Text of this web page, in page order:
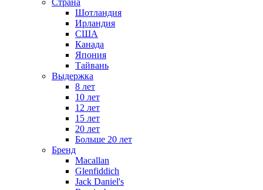
Шотландия
Ирландия
США
Канада
Япония
Тайвань
Выдержка
8 лет
10 лет
12 лет
15 лет
20 лет
Больше 20 лет
Бренд
Macallan
Glenfiddich
Jack Daniel's